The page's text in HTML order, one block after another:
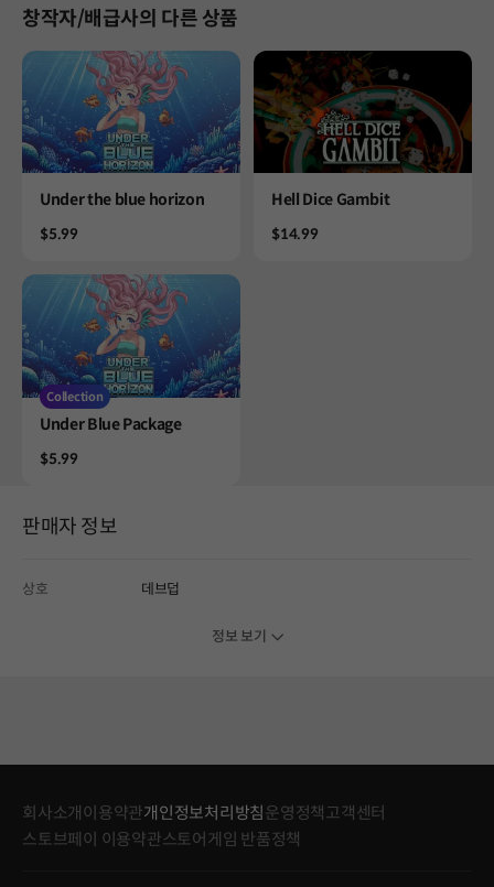
창작자/배급사의 다른 상품
Product
Under the blue horizon
Price
$5.99
Product
Hell Dice Gambit
Price
$14.99
Collection
Product
Under Blue Package
Price
$5.99
판매자 정보
상호 데브덥
정보 보기
회사소개이용약관개인정보처리방침 운영정책고객센터
스토브페이 이용약관스토어게임 반품정책